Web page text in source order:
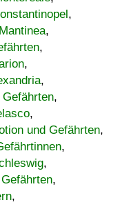
,
,
,
,
,
,
,
und Gefährten,
,
,
,
,